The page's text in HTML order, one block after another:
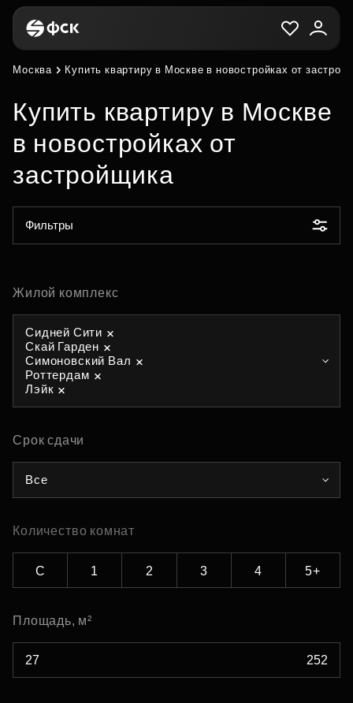
Москва Купить квартиру в Москве в новостройках от
Купить квартиру в Москве
в новостройках от
застройщика
Фильтры
Жилой комплекс
Сидней Сити
Скай Гарден
Симоновский Вал
Роттердам
Лэйк
Срок сдачи
Все
Количество комнат
С 1 2 3 4 5+
Площадь, м²